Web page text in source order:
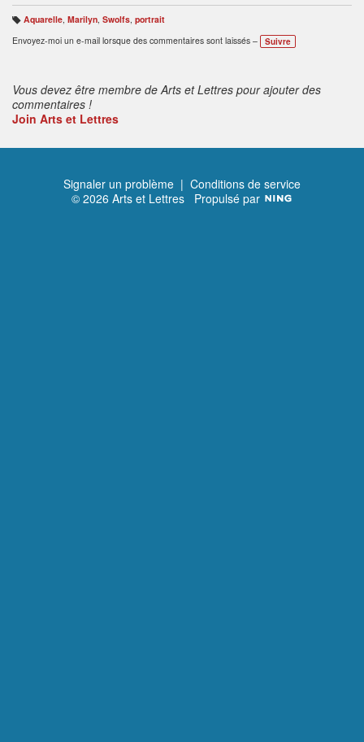
B
ali
s
Aquarelle, Marilyn, Swolfs, portrait
Envoyez-moi un e-mail lorsque des commentaires sont laissés –
Suivre
Vous devez être membre de Arts et Lettres pour ajouter des
commentaires !
Join Arts et Lettres
Signaler un problème | Conditions de service
© 2026 Arts et Lettres Propulsé par